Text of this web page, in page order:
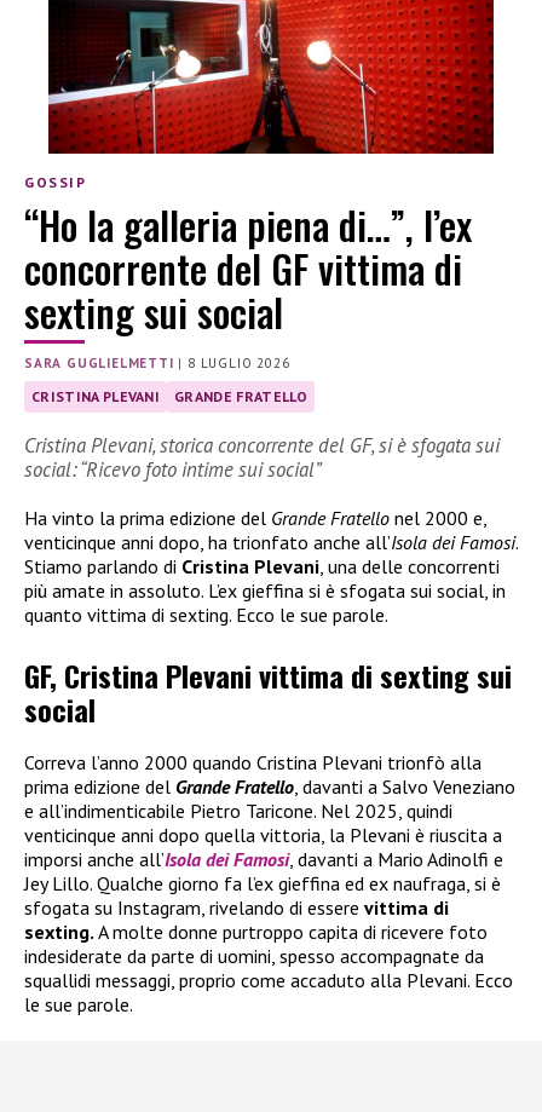
GOSSIP
“Ho la galleria piena di…”, l’ex
concorrente del GF vittima di
sexting sui social
SARA GUGLIELMETTI | 8 LUGLIO 2026
CRISTINA PLEVANI GRANDE FRATELLO
Cristina Plevani, storica concorrente del GF, si è sfogata sui
social: “Ricevo foto intime sui social”
Ha vinto la prima edizione del Grande Fratello nel 2000 e,
venticinque anni dopo, ha trionfato anche all’Isola dei Famosi.
Stiamo parlando di Cristina Plevani , una delle concorrenti
più amate in assoluto. L’ex gieffina si è sfogata sui social, in
quanto vittima di sexting. Ecco le sue parole.
GF, Cristina Plevani vittima di sexting sui
social
Correva l’anno 2000 quando Cristina Plevani trionfò alla
prima edizione del Grande Fratello , davanti a Salvo Veneziano
e all’indimenticabile Pietro Taricone. Nel 2025, quindi
venticinque anni dopo quella vittoria, la Plevani è riuscita a
imporsi anche all’Isola dei Famosi, davanti a Mario Adinolfi e
Jey Lillo. Qualche giorno fa l’ex gieffina ed ex naufraga, si è
sfogata su Instagram, rivelando di essere vittima di
sexting. A molte donne purtroppo capita di ricevere foto
indesiderate da parte di uomini, spesso accompagnate da
squallidi messaggi, proprio come accaduto alla Plevani. Ecco
le sue parole.